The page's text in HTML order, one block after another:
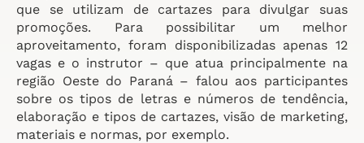
que se utilizam de cartazes para divulgar suas
promoções. Para possibilitar um melhor
aproveitamento, foram disponibilizadas apenas 12
vagas e o instrutor – que atua principalmente na
região Oeste do Paraná – falou aos participantes
sobre os tipos de letras e números de tendência,
elaboração e tipos de cartazes, visão de marketing,
materiais e normas, por exemplo.